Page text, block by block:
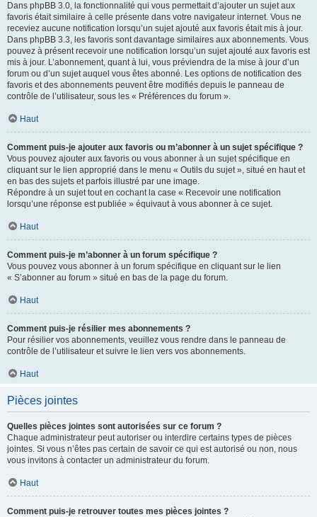
Dans phpBB 3.0, la fonctionnalité qui vous permettait d’ajouter un sujet aux
favoris était similaire à celle présente dans votre navigateur internet. Vous ne
receviez aucune notification lorsqu’un sujet ajouté aux favoris était mis à jour.
Dans phpBB 3.3, les favoris sont davantage similaires aux abonnements. Vous
pouvez à présent recevoir une notification lorsqu’un sujet ajouté aux favoris est
mis à jour. L’abonnement, quant à lui, vous préviendra de la mise à jour d’un
forum ou d’un sujet auquel vous êtes abonné. Les options de notification des
favoris et des abonnements peuvent être modifiés depuis le panneau de
contrôle de l’utilisateur, sous les « Préférences du forum ».
Haut
Comment puis-je ajouter aux favoris ou m’abonner à un sujet spécifique ?
Vous pouvez ajouter aux favoris ou vous abonner à un sujet spécifique en
cliquant sur le lien approprié dans le menu « Outils du sujet », situé en haut et
en bas des sujets et parfois illustré par une image.
Répondre à un sujet tout en cochant la case « Recevoir une notification
lorsqu’une réponse est publiée » équivaut à vous abonner à ce sujet.
Haut
Comment puis-je m’abonner à un forum spécifique ?
Vous pouvez vous abonner à un forum spécifique en cliquant sur le lien
« S’abonner au forum » situé en bas de la page du forum.
Haut
Comment puis-je résilier mes abonnements ?
Pour résilier vos abonnements, veuillez vous rendre dans le panneau de
contrôle de l’utilisateur et suivre le lien vers vos abonnements.
Haut
Pièces jointes
Quelles pièces jointes sont autorisées sur ce forum ?
Chaque administrateur peut autoriser ou interdire certains types de pièces
jointes. Si vous n’êtes pas certain de savoir ce qui est autorisé ou non, nous
vous invitons à contacter un administrateur du forum.
Haut
Comment puis-je retrouver toutes mes pièces jointes ?